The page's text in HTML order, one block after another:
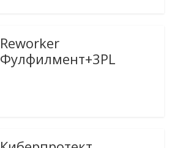
Reworker
Фулфилмент+3PL